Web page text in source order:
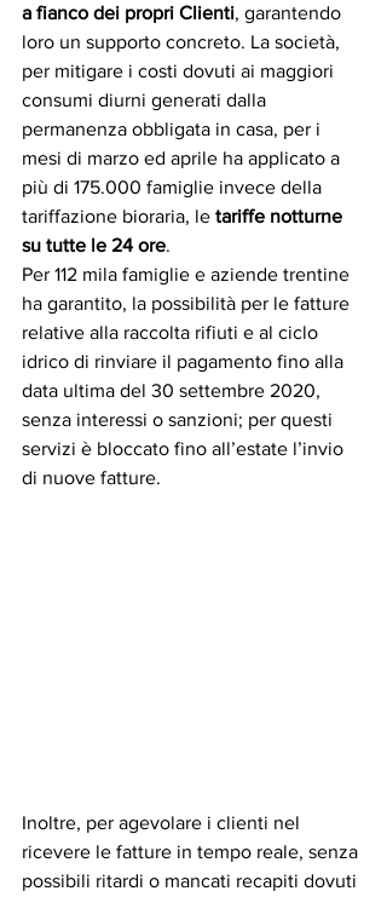
a fianco dei propri Clienti, garantendo
loro un supporto concreto. La società,
per mitigare i costi dovuti ai maggiori
consumi diurni generati dalla
permanenza obbligata in casa, per i
mesi di marzo ed aprile ha applicato a
più di 175.000 famiglie invece della
tariffazione bioraria, le tariffe notturne
su tutte le 24 ore.
Per 112 mila famiglie e aziende trentine
ha garantito, la possibilità per le fatture
relative alla raccolta rifiuti e al ciclo
idrico di rinviare il pagamento fino alla
data ultima del 30 settembre 2020,
senza interessi o sanzioni; per questi
servizi è bloccato fino all’estate l’invio
di nuove fatture.
Inoltre, per agevolare i clienti nel
ricevere le fatture in tempo reale, senza
possibili ritardi o mancati recapiti dovuti